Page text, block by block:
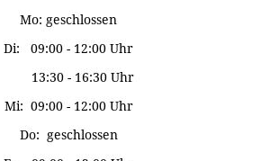
Mo: geschlossen
Di: 09:00 - 12:00 Uhr
13:30 - 16:30 Uhr
Mi: 09:00 - 12:00 Uhr
Do: geschlossen